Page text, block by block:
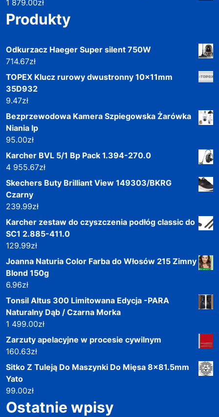
1 879.00zł
Produkty
Odkurzacz Haeger Super silent 750W
714.67zł
TOPEX Klucz rurowy dwustronny 10x11mm
35D932
9.47zł
Bezprzewodowa Kamera Szpiegowska Żarówka
Niania Ip
95.00zł
Karcher BVL 5/1 Bp Pack 1.394-270.0
4 955.67zł
Skechers Buty Brilliant View 149303/BKRG
Czarny
239.99zł
Karcher zestaw do czyszczenia podłóg classic do
SC1 2.885-411.0
129.99zł
Joanna Naturia Color Farba do Włosów 215 Zimny
Blond 150g
6.96zł
Tonsil Altus 300 Limitowana Edycja -PARA
Naturalny Dąb / Czarna Morka
1 499.00zł
Zarzuty apelacyjne w procesie cywilnym
160.63zł
Sitko Z Tuleją Do Maszynki Do Mięsa 8x81.5mm
Yato
99.00zł
Ostatnie wpisy